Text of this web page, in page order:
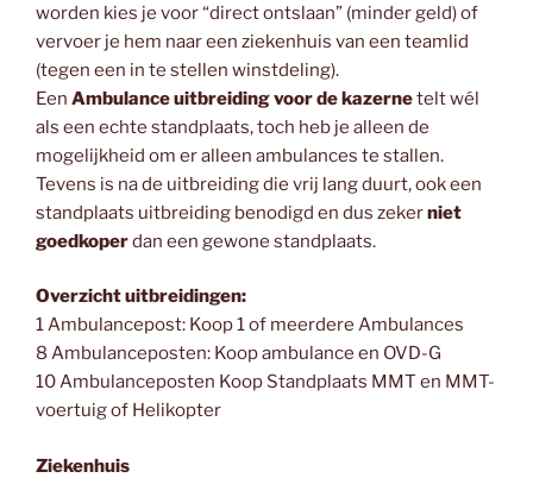
worden kies je voor “direct ontslaan” (minder geld) of
vervoer je hem naar een ziekenhuis van een teamlid
(tegen een in te stellen winstdeling).
Een Ambulance uitbreidingvoor de kazernetelt wél
als een echte standplaats, toch heb je alleen de
mogelijkheid om er alleen ambulances te stallen.
Tevens is na de uitbreiding die vrij lang duurt, ook een
standplaats uitbreiding benodigd en dus zekerniet
goedkoperdan een gewone standplaats.
Overzicht uitbreidingen:
1 Ambulancepost: Koop 1 of meerdere Ambulances
8 Ambulanceposten: Koop ambulance en OVD-G
10 Ambulanceposten Koop Standplaats MMT en MMT-
voertuig of Helikopter
Ziekenhuis